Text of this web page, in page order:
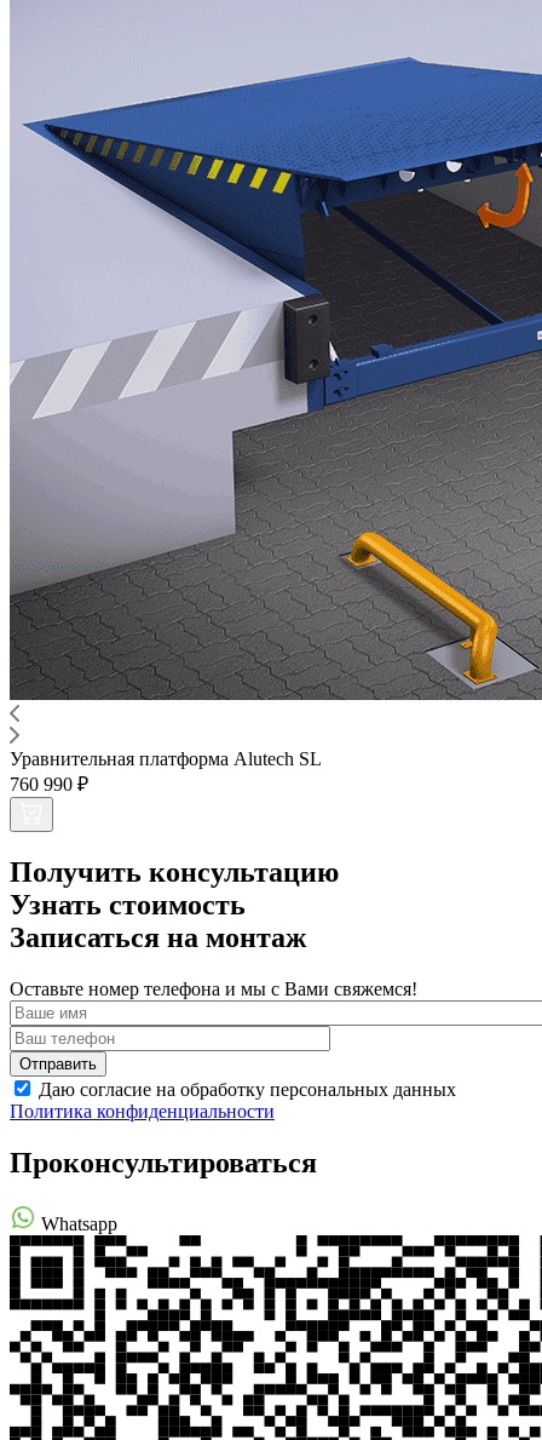
Уравнительная платформа Alutech SL
760 990 ₽
Получить консультацию
Узнать стоимость
Записаться на монтаж
Оставьте номер телефона и мы с Вами свяжемся!
Даю согласие на обработку персональных данных
Политика конфиденциальности
Проконсультироваться
Whatsapp